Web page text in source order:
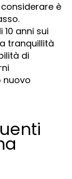
è
anni sui
tranquillità
di
nuovo